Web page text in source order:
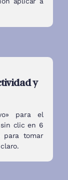
y
para el
clic en 6
para tomar